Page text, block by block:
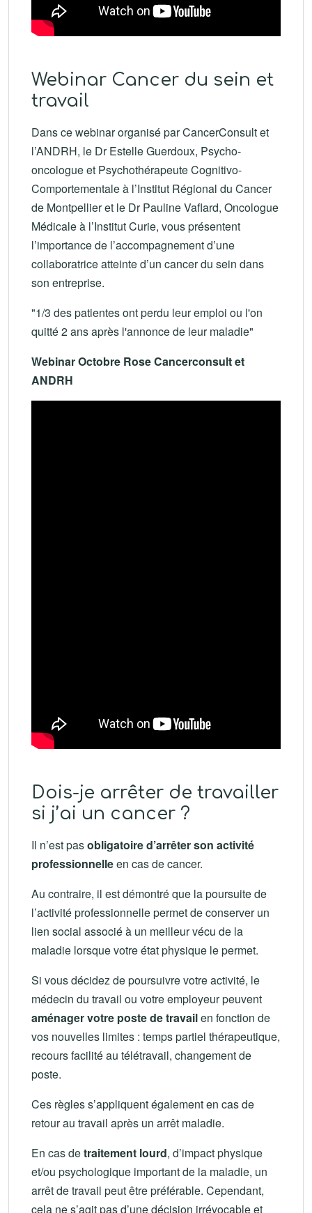
Webinar Cancer du sein et
travail
Dans ce webinar organisé par CancerConsult et
l’ANDRH, le Dr Estelle Guerdoux, Psycho-
oncologue et Psychothérapeute Cognitivo-
Comportementale à l’Institut Régional du Cancer
de Montpellier et le Dr Pauline Vaflard, Oncologue
Médicale à l’Institut Curie, vous présentent
l’importance de l’accompagnement d’une
collaboratrice atteinte d’un cancer du sein dans
son entreprise.
"1/3 des patientes ont perdu leur emploi ou l'on
quitté 2 ans après l'annonce de leur maladie"
Webinar Octobre Rose Cancerconsult et
ANDRH
Dois-je arrêter de travailler
si j’ai un cancer ?
Il n’est pasobligatoire d’arrêter son activité
professionnelleen cas de cancer.
Au contraire, il est démontré que la poursuite de
l’activité professionnelle permet de conserver un
lien social associé à un meilleur vécu de la
maladie lorsque votre état physique le permet.
Si vous décidez de poursuivre votre activité, le
médecin du travail ou votre employeur peuvent
aménager votre poste de travailen fonction de
vos nouvelles limites : temps partiel thérapeutique,
recours facilité au télétravail, changement de
poste.
Ces règles s’appliquent également en cas de
retour au travail après un arrêt maladie.
En cas detraitement lourd, d’impact physique
et/ou psychologique important de la maladie, un
arrêt de travail peut être préférable. Cependant,
cela ne s’agit pas d’une décision irrévocable et